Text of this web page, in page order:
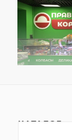
КАТАЛОГ